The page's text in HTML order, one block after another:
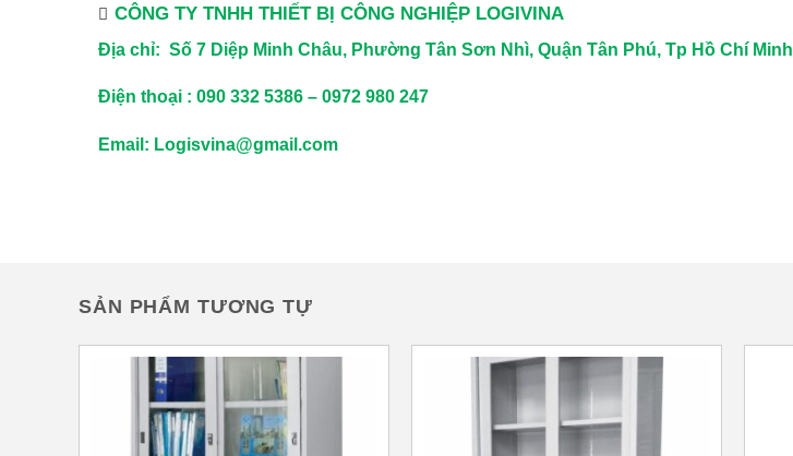
CÔNG TY TNHH THIẾT BỊ CÔNG NGHIỆP LOGIVINA
Địa chỉ: Số 7 Diệp Minh Châu, Phường Tân Sơn Nhì, Quận Tân Phú, Tp Hồ Chí Minh
Điện thoại : 090 332 5386 – 0972 980 247
Email: Logisvina@gmail.com
SẢN PHẨM TƯƠNG TỰ